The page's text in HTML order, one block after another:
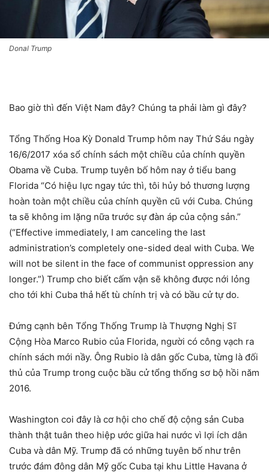
Donal Trump
Bao giờ thì đến Việt Nam đây? Chúng ta phải làm gì đây?
Tổng Thống Hoa Kỳ Donald Trump hôm nay Thứ Sáu ngày
16/6/2017 xóa sổ chính sách một chiều của chính quyền
Obama về Cuba. Trump tuyên bố hôm nay ở tiểu bang
Florida “Có hiệu lực ngay tức thì, tôi hủy bỏ thương lượng
hoàn toàn một chiều của chính quyền cũ với Cuba. Chúng
ta sẽ không im lặng nữa trước sự đàn áp của cộng sản.”
(“Effective immediately, I am canceling the last
administration’s completely one-sided deal with Cuba. We
will not be silent in the face of communist oppression any
longer.”) Trump cho biết cấm vận sẽ không được nới lỏng
cho tới khi Cuba thả hết tù chính trị và có bầu cử tự do.
Đứng cạnh bên Tổng Thống Trump là Thượng Nghị Sĩ
Cộng Hòa Marco Rubio của Florida, người có công vạch ra
chính sách mới nầy. Ông Rubio là dân gốc Cuba, từng là đối
thủ của Trump trong cuộc bầu cử tổng thống sơ bộ hồi năm
2016.
Washington coi đây là cơ hội cho chế độ cộng sản Cuba
thành thật tuân theo hiệp ước giữa hai nước vì lợi ích dân
Cuba và dân Mỹ. Trump đã có những tuyên bố như trên
trước đám đông dân Mỹ gốc Cuba tại khu Little Havana ở